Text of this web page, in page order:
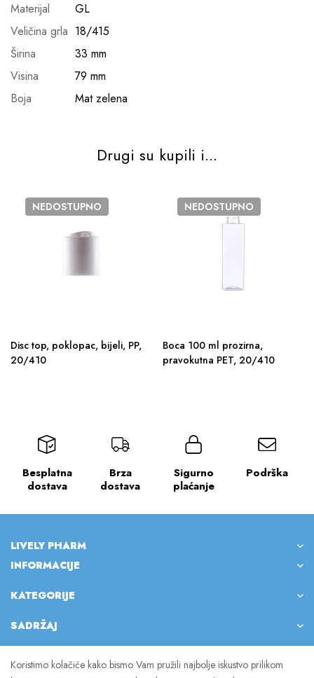
Materijal
GL
Veličina grla 18/415
Širina
33 mm
Visina
79 mm
Boja
Mat zelena
Drugi su kupili i...
NEDOSTUPNO
Disc top, poklopac, bijeli, PP,
20/410
NEDOSTUPNO
Boca 100 ml prozirna,
pravokutna PET, 20/410
Besplatna
dostava
Brza
dostava
Sigurno
plaćanje
Podrška
LIVELY PHARM
INFORMACIJE
KATEGORIJE
SADRŽAJ
Koristimo kolačiće kako bismo Vam pružili najbolje iskustvo prilikom